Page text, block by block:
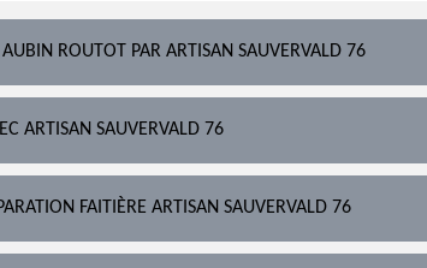
AUBIN ROUTOT PAR ARTISAN SAUVERVALD 76
ARTISAN SAUVERVALD 76
FAITIÈRE ARTISAN SAUVERVALD 76